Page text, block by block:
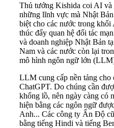
Thủ tướng Kishida coi AI và
những lĩnh vực mà Nhật
biệt cho các nước trong
thúc đẩy quan hệ đối tác
và doanh nghiệp Nhật Bản
Nam và các nước còn lại
mô hình ngôn ngữ lớn
LLM cung cấp nền tảng cho
ChatGPT. Do chúng cần
khổng lồ, nên ngày càng có
hiện bằng các ngôn ngữ
Anh... Các công ty Ấn Độ
bằng tiếng Hindi và tiếng